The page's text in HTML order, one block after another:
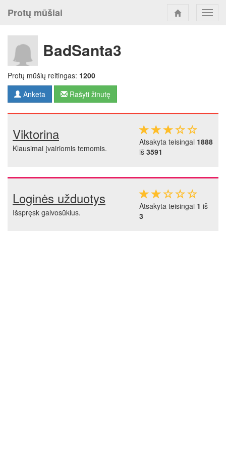
Protų mūšiai
BadSanta3
Protų mūšių reitingas: 1200
Anketa
Rašyti žinutę
Viktorina
Klausimai įvairiomis temomis.
Atsakyta teisingai 1888
iš 3591
Loginės užduotys
Išspręsk galvosūkius.
Atsakyta teisingai 1 iš
3